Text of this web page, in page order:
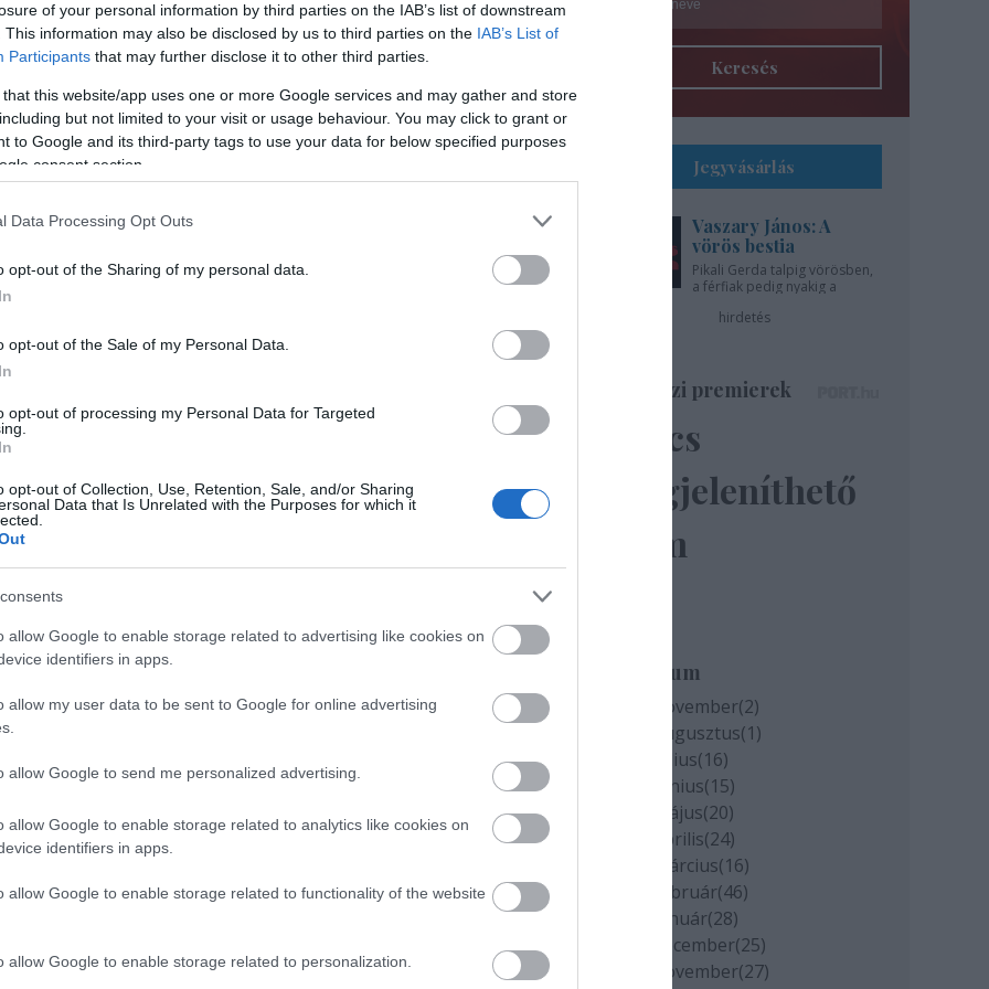
of your personal information by third parties on the IAB’s list of downstream
This information may also be disclosed by us to third parties on the IAB’s List of
Participants that may further disclose it to other third parties.
that this website/app uses one or more Google services and may gather and store
but not limited to your visit or usage behaviour. You may click to grant or
to Google and its third-party tags to use your data for below specified purposes
consent section.
Data Processing Opt Outs
opt-out of the Sharing of my personal data.
opt-out of the Sale of my Personal Data.
opt-out of processing my Personal Data for Targeted
opt-out of Collection, Use, Retention, Sale, and/or Sharing
Data that Is Unrelated with the Purposes for which it
allow Google to enable storage related to advertising like cookies on
identifiers in apps.
allow my user data to be sent to Google for online advertising
allow Google to send me personalized advertising.
allow Google to enable storage related to analytics like cookies on
identifiers in apps.
allow Google to enable storage related to functionality of the website
allow Google to enable storage related to personalization.
Sodró Eliza: "Színészként a katarzist nem
tudjuk garantálni"
„Ilyen rendkívüli és teljesen egyedi helyzettel
még nem kellett szembenéznünk.”
terjedését megakadályozó és érthető kormányzati
Őze Áron: „a színház élő műfaj, amelynek varázsa
A Bartók Kamaraszínház és Művészetek Háza
Magyarországon elsőként előleget fizet jövedelem
bevezetett korlátozások időszaka alatt.
Kovács András Péter: „Mindig átéreztem a
humoristák társadalmi felelősségvállalásának
leghatásosabban szólította meg az embereket a
András Péter karantén slágerével, amely pillanatok
Keresés
Jegyvásárlás
Vaszary János: A
vörös bestia
Pikali Gerda talpig vörösben,
a férfiak pedig nyakig a
hirdetés
Színházi premierek
Nincs
megjeleníthető
elem
Archívum
2020 november(2)
2020 augusztus(1)
2020 július(16)
2020 június(15)
2020 május(20)
2020 április(24)
2020 március(16)
2020 február(46)
2020 január(28)
2019 december(25)
2019 november(27)